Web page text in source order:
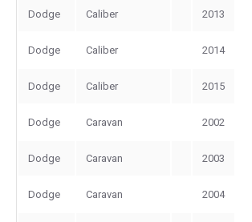
Dodge Caliber 2013
Dodge Caliber 2014
Dodge Caliber 2015
Dodge Caravan 2002
Dodge Caravan 2003
Dodge Caravan 2004